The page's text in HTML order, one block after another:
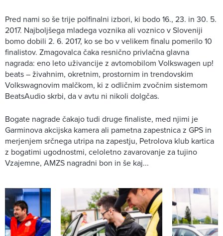
Pred nami so še trije polfinalni izbori, ki bodo 16., 23. in 30. 5.
2017. Najboljšega mladega voznika ali voznico v Sloveniji
bomo dobili 2. 6. 2017, ko se bo v velikem finalu pomerilo 10
finalistov. Zmagovalca čaka resnično privlačna glavna
nagrada: eno leto uživancije z avtomobilom Volkswagen up!
beats – živahnim, okretnim, prostornim in trendovskim
Volkswagnovim malčkom, ki z odličnim zvočnim sistemom
BeatsAudio skrbi, da v avtu ni nikoli dolgčas.
Bogate nagrade čakajo tudi druge finaliste, med njimi je
Garminova akcijska kamera ali pametna zapestnica z GPS in
merjenjem srčnega utripa na zapestju, Petrolova klub kartica
z bogatimi ugodnostmi, celoletno zavarovanje za tujino
Vzajemne, AMZS nagradni bon in še kaj...